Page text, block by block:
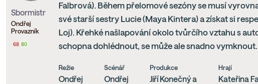
Sbormistr
Ondřej
Provazník
68 80
Falbrová). Během přelomové sezóny se musí
své starší sestry Lucie (Maya Kintera) a získat si
Loj). Křehké našlapování okolo tvůrčího vztahu s
schopna dohlédnout, se může ale snadno vymknout.
Režie
Ondřej
Scénář
Ondřej
Produkce
Jiří Konečný a
Hrají
Kateřina